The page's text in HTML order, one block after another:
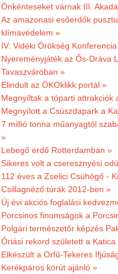
Önkénteseket várnak III.
Az amazonasi esőerdők
klímavédelem »
IV. Vidéki Örökség
Nyereményjáték az Ős-Dráva
Tavaszváróban »
Elindult az ÖKOklikk portál »
Megnyíltak a tóparti attrakciók
Megnyílott a Csúszdapark a
7 millió tonna műanyagtól
»
Lebegő erdő Rotterdamban »
Sikeres volt a cseresznyési
112 éves a Zselici Csühögő -
Csillagnéző túrák 2012-ben »
Új évi akciós foglalási
Porcsinos finomságok a
Polgári természetőr képzés
Óriási rekord született a Katica
Elkészült a Orfű-Tekeres
Kerékpáros körút ajánló »